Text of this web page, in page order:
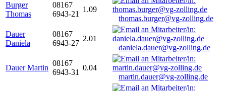
Burger
Thomas
08167
6943-21
1.09
thomas.burger@vg-zolling.de
Dauer
Daniela
08167
6943-27
2.01
daniela.dauer@vg-zolling.de
Dauer Martin
08167
6943-31
0.04
martin.dauer@vg-zolling.de